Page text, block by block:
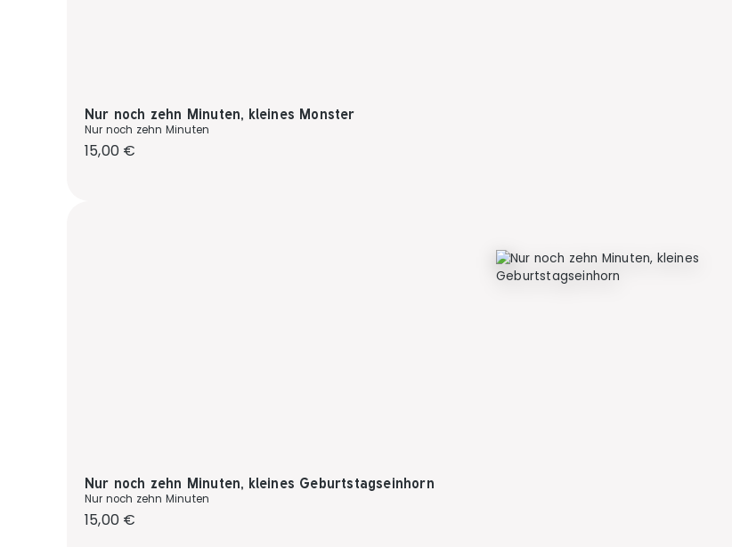
Nur noch zehn Minuten, kleines Monster
Nur noch zehn Minuten
Regulärer Preis:
15,00 €
Nur noch zehn Minuten, kleines Geburtstagseinhorn
Nur noch zehn Minuten
Regulärer Preis:
15,00 €